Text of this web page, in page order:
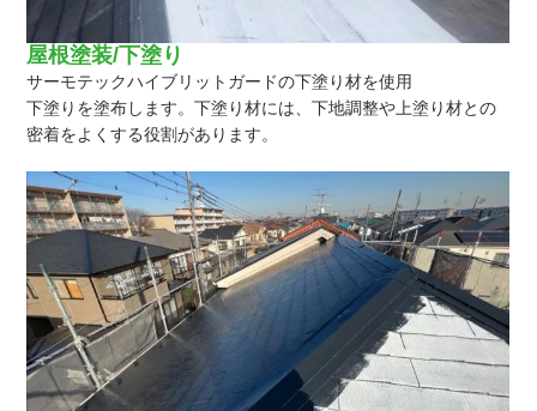
屋根塗装/下塗り
サーモテックハイブリットガードの下塗り材を使用
下塗りを塗布します。下塗り材には、下地調整や上塗り材との
密着をよくする役割があります。